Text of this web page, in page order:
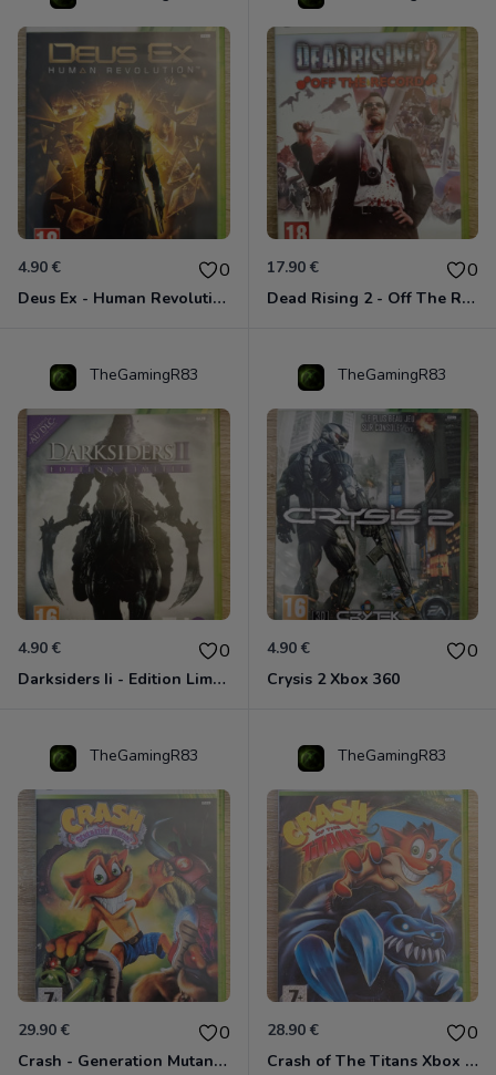
4.90 € 0
Deus Ex - Human Revolution Xbox 360
17.90 € 0
Dead Rising 2 - Off The Record Xbox 360
TheGamingR83
4.90 € 0
Darksiders Ii - Edition Limitée Xbox 360
TheGamingR83
4.90 € 0
Crysis 2 Xbox 360
TheGamingR83
29.90 € 0
Crash - Generation Mutant Xbox 360
TheGamingR83
28.90 € 0
Crash of The Titans Xbox 360